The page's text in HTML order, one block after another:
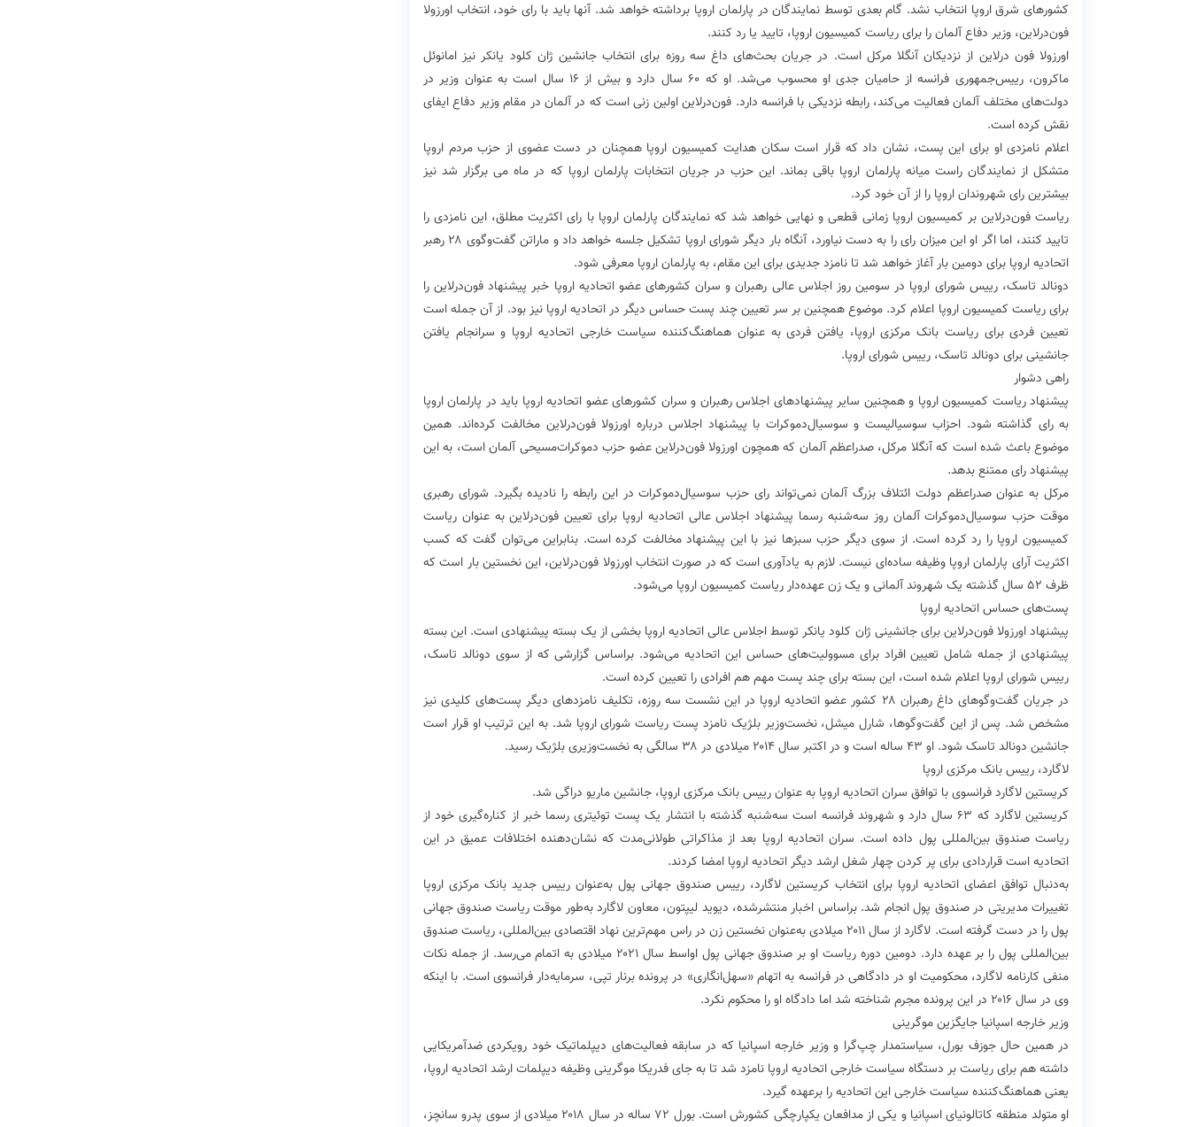
کشورهای شرق اروپا انتخاب نشد. گام بعدی توسط نمایندگان در پارلمان اروپا برداشته خواهد شد. آنها باید با رای خود، انتخاب اورزولا
فون‌درلاین، وزیر دفاع آلمان را برای ریاست کمیسیون اروپا، تایید یا رد کنند.
اورزولا فون درلاین از نزدیکان آنگلا مرکل است. در جریان بحث‌های داغ سه روزه برای انتخاب جانشین ژان کلود یانکر نیز امانوئل
ماکرون، رییس‌جمهوری فرانسه از حامیان جدی او محسوب می‌شد. او که ۶۰ سال دارد و بیش از ۱۶ سال است به عنوان وزیر در
دولت‌های مختلف آلمان فعالیت می‌کند، رابطه نزدیکی با فرانسه دارد. فون‌درلاین اولین زنی است که در آلمان در مقام وزیر دفاع ایفای
نقش کرده است.
اعلام نامزدی او برای این پست، نشان داد که قرار است سکان هدایت کمیسیون اروپا همچنان در دست عضوی از حزب مردم اروپا
متشکل از نمایندگان راست میانه پارلمان اروپا باقی بماند. این حزب در جریان انتخابات پارلمان اروپا که در ماه می برگزار شد نیز
بیشترین رای شهروندان اروپا را از آن خود کرد.
ریاست فون‌درلاین بر کمیسیون اروپا زمانی قطعی و نهایی خواهد شد که نمایندگان پارلمان اروپا با رای اکثریت مطلق، این نامزدی را
تایید کنند، اما اگر او این میزان رای را به دست نیاورد، آنگاه بار دیگر شورای اروپا تشکیل جلسه خواهد داد و ماراتن گفت‌وگوی ۲۸ رهبر
اتحادیه اروپا برای دومین بار آغاز خواهد شد تا نامزد جدیدی برای این مقام، به پارلمان اروپا معرفی شود.
دونالد تاسک، رییس شورای اروپا در سومین روز اجلاس عالی رهبران و سران کشورهای عضو اتحادیه اروپا خبر پیشنهاد فون‌درلاین را
برای ریاست کمیسیون اروپا اعلام کرد. موضوع همچنین بر سر تعیین چند پست حساس دیگر در اتحادیه اروپا نیز بود. از آن جمله است
تعیین فردی برای ریاست بانک مرکزی اروپا، یافتن فردی به عنوان هماهنگ‌کننده سیاست خارجی اتحادیه اروپا و سرانجام یافتن
جانشینی برای دونالد تاسک، رییس شورای اروپا.
راهی دشوار
پیشنهاد ریاست کمیسیون اروپا و همچنین سایر پیشنهادهای اجلاس رهبران و سران کشورهای عضو اتحادیه اروپا باید در پارلمان اروپا
به رای گذاشته شود. احزاب سوسیالیست و سوسیال‌دموکرات با پیشنهاد اجلاس درباره اورزولا فون‌درلاین مخالفت کرده‌اند. همین
موضوع باعث شده است که آنگلا مرکل، صدراعظم آلمان که همچون اورزولا فون‌درلاین عضو حزب دموکرات‌مسیحی آلمان است، به این
پیشنهاد رای ممتنع بدهد.
مرکل به عنوان صدراعظم دولت ائتلاف بزرگ آلمان نمی‌تواند رای حزب سوسیال‌دموکرات در این رابطه را نادیده بگیرد. شورای رهبری
موقت حزب سوسیال‌دموکرات آلمان روز سه‌شنبه رسما پیشنهاد اجلاس عالی اتحادیه اروپا برای تعیین فون‌درلاین به عنوان ریاست
کمیسیون اروپا را رد کرده ‌است. از سوی دیگر حزب سبزها نیز با این پیشنهاد مخالفت کرده است. بنابراین می‌توان گفت که کسب
اکثریت آرای پارلمان اروپا وظیفه ساده‌ای نیست. لازم به یادآوری است که در صورت انتخاب اورزولا فون‌درلاین، این نخستین بار است که
ظرف ۵۲ سال گذشته یک شهروند آلمانی و یک زن عهده‌دار ریاست کمیسیون اروپا می‌شود.
پست‌های حساس اتحادیه اروپا
پیشنهاد اورزولا فون‌درلاین برای جانشینی ژان کلود یانکر توسط اجلاس عالی اتحادیه اروپا بخشی از یک بسته پیشنهادی است. این بسته
پیشنهادی از جمله شامل تعیین افراد برای مسوولیت‌های حساس این اتحادیه می‌شود. براساس گزارشی که از سوی دونالد تاسک،
رییس شورای اروپا اعلام شده است، این بسته برای چند پست مهم هم افرادی را تعیین کرده است.
در جریان گفت‌وگوهای داغ رهبران ۲۸ کشور عضو اتحادیه اروپا در این نشست سه روزه، تکلیف نامزدهای دیگر پست‌های کلیدی نیز
مشخص شد. پس از این گفت‌وگوها، شارل میشل، نخست‌وزیر بلژیک نامزد پست ریاست شورای اروپا شد. به این ترتیب او قرار است
جانشین دونالد تاسک شود. او ۴۳ ساله است و در اکتبر سال ۲۰۱۴ میلادی در ۳۸ سالگی به نخست‌وزیری بلژیک رسید.
لاگارد، رییس بانک مرکزی اروپا
کریستین لاگارد فرانسوی با توافق سران اتحادیه اروپا به عنوان رییس بانک مرکزی اروپا، جانشین ماریو دراگی شد.
کریستین لاگارد که ۶۳ سال دارد و شهروند فرانسه است سه‌شنبه گذشته با انتشار یک پست توئیتری رسما خبر از کناره‌گیری خود از
ریاست صندوق بین‌المللی پول داده است. سران اتحادیه اروپا بعد از مذاکراتی طولانی‌مدت که نشان‌دهنده اختلافات عمیق در این
اتحادیه است قراردادی برای پر کردن چهار شغل ارشد دیگر اتحادیه اروپا امضا کردند.
به‌دنبال توافق اعضای اتحادیه اروپا برای انتخاب کریستین لاگارد، رییس صندوق جهانی پول به‌عنوان رییس جدید بانک مرکزی اروپا
تغییرات مدیریتی در صندوق پول انجام شد. براساس اخبار منتشرشده، دیوید لیپتون، معاون لاگارد به‌طور موقت ریاست صندوق جهانی
پول را در دست گرفته است. لاگارد از سال ۲۰۱۱ میلادی به‌عنوان نخستین زن در راس مهم‌ترین نهاد اقتصادی بین‌المللی، ریاست صندوق
بین‌المللی پول را بر عهده دارد. دومین دوره ریاست او بر صندوق جهانی پول اواسط سال ۲۰۲۱ میلادی به اتمام می‌رسد. از جمله نکات
منفی کارنامه لاگارد، محکومیت او در دادگاهی در فرانسه به اتهام «سهل‌انگاری» در پرونده برنار تپی، سرمایه‌دار فرانسوی است. با اینکه
وی در سال ۲۰۱۶ در این پرونده مجرم شناخته شد اما دادگاه او را محکوم نکرد.
وزیر خارجه اسپانیا جایگزین موگرینی
در همین حال جوزف بورل، سیاستمدار چپ‌گرا و وزیر خارجه اسپانیا که در سابقه فعالیت‌های دیپلماتیک خود رویکردی ضدآمریکایی
داشته هم برای ریاست بر دستگاه سیاست خارجی اتحادیه اروپا نامزد شد تا به جای فدریکا موگرینی وظیفه دیپلمات ارشد اتحادیه اروپا،
یعنی هماهنگ‌کننده سیاست خارجی این اتحادیه را برعهده گیرد.
او متولد منطقه کاتالونیای اسپانیا و یکی از مدافعان یکپارچگی کشورش است. بورل ۷۲ ساله در سال ۲۰۱۸ میلادی از سوی پدرو سانچز،